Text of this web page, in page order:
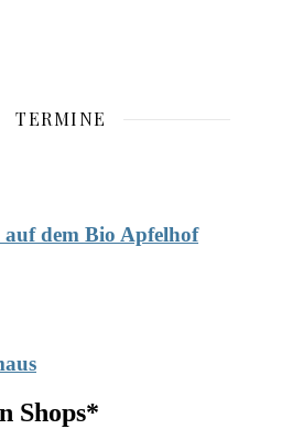
TERMINE
dem Bio Apfelhof
Shops*